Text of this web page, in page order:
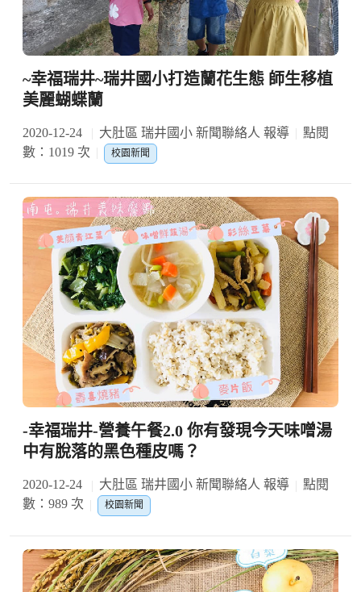
~幸福瑞井~瑞井國小打造蘭花生態 師生移植
美麗蝴蝶蘭
2020-12-24 大肚區 瑞井國小 新聞聯絡人 報導
點閱
數：1019 次
校園新聞
-幸福瑞井-營養午餐2.0 你有發現今天味噌湯
中有脫落的黑色種皮嗎？
2020-12-24 大肚區 瑞井國小 新聞聯絡人 報導
點閱
數：989 次
校園新聞